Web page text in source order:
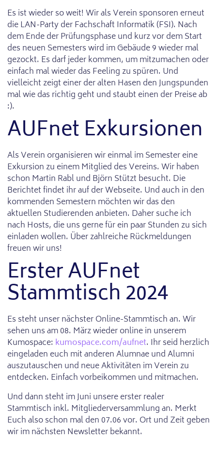
Es ist wieder so weit! Wir als Verein sponsoren erneut
die LAN-Party der Fachschaft Informatik (FSI). Nach
dem Ende der Prüfungsphase und kurz vor dem Start
des neuen Semesters wird im Gebäude 9 wieder mal
gezockt. Es darf jeder kommen, um mitzumachen oder
einfach mal wieder das Feeling zu spüren. Und
vielleicht zeigt einer der alten Hasen den Jungspunden
mal wie das richtig geht und staubt einen der Preise ab
:).
AUFnet Exkursionen
Als Verein organisieren wir einmal im Semester eine
Exkursion zu einem Mitglied des Vereins. Wir haben
schon Martin Rabl und Björn Stützt besucht. Die
Berichtet findet ihr auf der Webseite. Und auch in den
kommenden Semestern möchten wir das den
aktuellen Studierenden anbieten. Daher suche ich
nach Hosts, die uns gerne für ein paar Stunden zu sich
einladen wollen. Über zahlreiche Rückmeldungen
freuen wir uns!
Erster AUFnet
Stammtisch 2024
Es steht unser nächster Online-Stammtisch an. Wir
sehen uns am 08. März wieder online in unserem
Kumospace: kumospace.com/aufnet. Ihr seid herzlich
eingeladen euch mit anderen Alumnae und Alumni
auszutauschen und neue Aktivitäten im Verein zu
entdecken. Einfach vorbeikommen und mitmachen.
Und dann steht im Juni unsere erster realer
Stammtisch inkl. Mitgliederversammlung an. Merkt
Euch also schon mal den 07.06 vor. Ort und Zeit geben
wir im nächsten Newsletter bekannt.